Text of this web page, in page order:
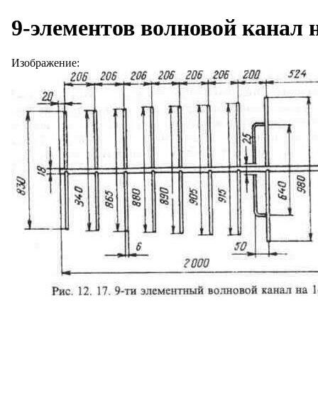
9-элементов волновой канал
Изображение: